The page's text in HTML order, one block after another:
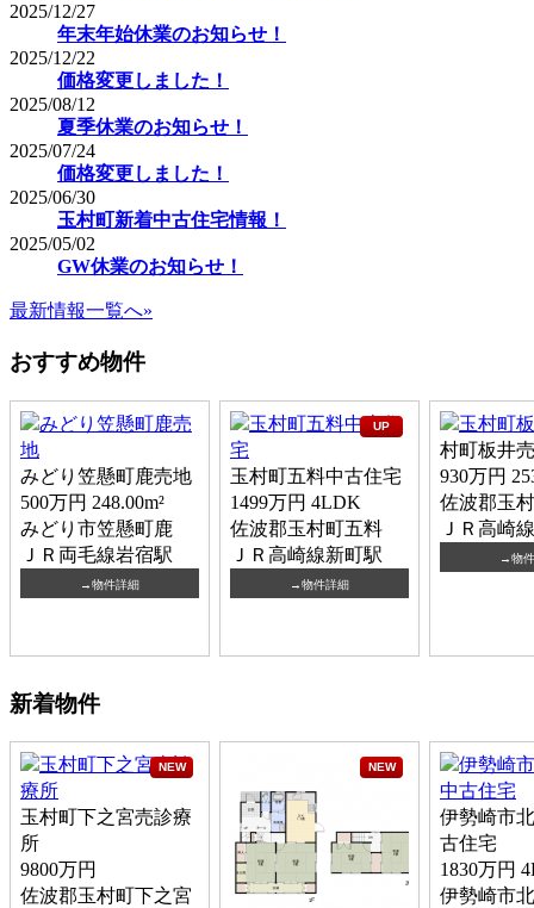
2025/12/27
年末年始休業のお知らせ！
2025/12/22
価格変更しました！
2025/08/12
夏季休業のお知らせ！
2025/07/24
価格変更しました！
2025/06/30
玉村町新着中古住宅情報！
2025/05/02
GW休業のお知らせ！
最新情報一覧へ»
おすすめ物件
みどり笠懸町鹿売地
500万円 248.00m²
みどり市笠懸町鹿
ＪＲ両毛線岩宿駅
→物件詳細
UP
玉村町五料中古住宅
1499万円 4LDK
佐波郡玉村町五料
ＪＲ高崎線新町駅
→物件詳細
村町板井
930万円
佐波郡玉
ＪＲ高崎
→物
新着物件
NEW
玉村町下之宮売診療
所
9800万円
佐波郡玉村町下之宮
NEW
伊勢崎市
古住宅
1830万円
伊勢崎市